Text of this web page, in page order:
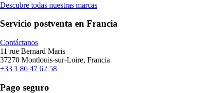
Descubre todas nuestras marcas
Servicio postventa en Francia
Contáctanos
11 rue Bernard Maris
37270 Montlouis-sur-Loire, Francia
+33 1 86 47 62 58
Pago seguro